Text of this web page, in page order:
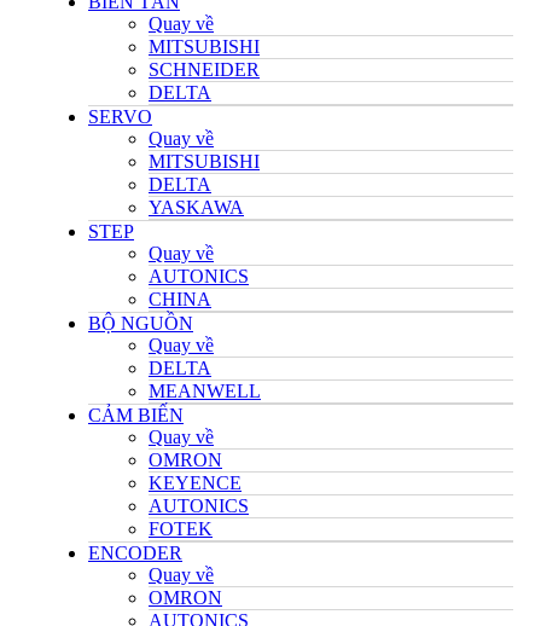
Quay về
MITSUBISHI
SCHNEIDER
DELTA
SERVO
Quay về
MITSUBISHI
DELTA
YASKAWA
STEP
Quay về
AUTONICS
CHINA
BỘ NGUỒN
Quay về
DELTA
MEANWELL
CẢM BIẾN
Quay về
OMRON
KEYENCE
AUTONICS
FOTEK
ENCODER
Quay về
OMRON
AUTONICS